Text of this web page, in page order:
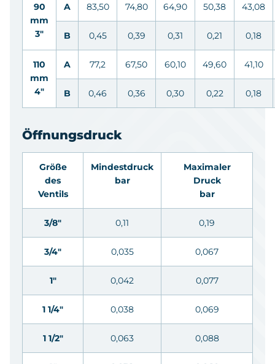
90
mm
3"
A 83,50 74,80 64,90 50,38 43,08
B 0,45 0,39 0,31 0,21 0,18
110
mm
4"
A 77,2 67,50 60,10 49,60 41,10
B 0,46 0,36 0,30 0,22 0,18
Öffnungsdruck
Größe
des
Ventils
Mindestdruck
bar
Maximaler
Druck
bar
3/8" 0,11 0,19
3/4" 0,035 0,067
1" 0,042 0,077
1 1/4" 0,038 0,069
1 1/2" 0,063 0,088